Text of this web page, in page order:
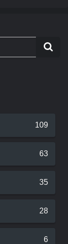
109
63
35
28
6